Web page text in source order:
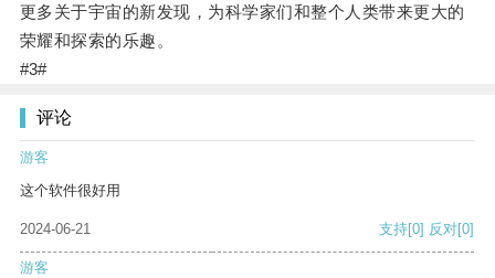
更多关于宇宙的新发现，为科学家们和整个人类带来更大的
荣耀和探索的乐趣。
#3#
评论
游客
这个软件很好用
2024-06-21 支持[0] 反对[0]
游客